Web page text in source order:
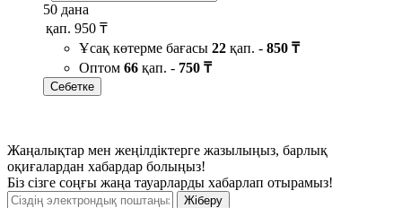
50 дана
қап. 950 ₸
Ұсақ көтерме бағасы 22 қап. - 850 ₸
Оптом 66 қап. - 750 ₸
Себетке
Жаңалықтар мен жеңілдіктерге жазылыңыз, барлық
оқиғалардан хабардар болыңыз!
Біз сізге соңғы жаңа тауарларды хабарлап отырамыз!